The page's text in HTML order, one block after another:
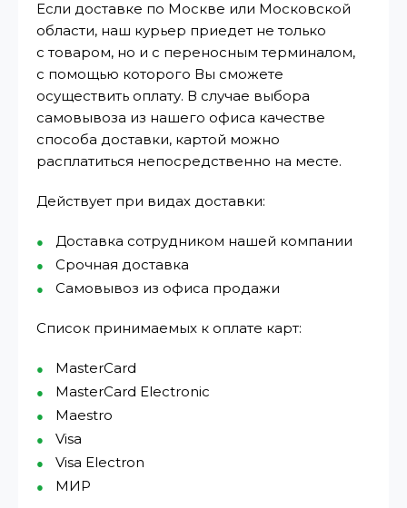
Если доставке по Москве или Московской
области, наш курьер приедет не только
с товаром, но и с переносным терминалом,
с помощью которого Вы сможете
осуществить оплату. В случае выбора
самовывоза из нашего офиса качестве
способа доставки, картой можно
расплатиться непосредственно на месте.
Действует при видах доставки:
Доставка сотрудником нашей компании
Срочная доставка
Самовывоз из офиса продажи
Список принимаемых к оплате карт:
MasterCard
MasterCard Electronic
Maestro
Visa
Visa Electron
МИР⁠